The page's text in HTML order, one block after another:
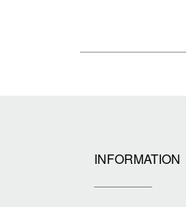
INFORMATION